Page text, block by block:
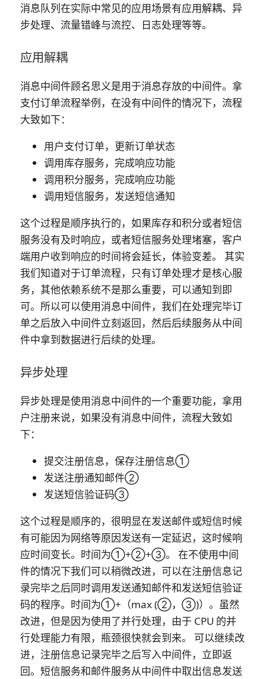
消息队列在实际中常见的应用场景有应用解耦、异
步处理、流量错峰与流控、日志处理等等。
应用解耦
消息中间件顾名思义是用于消息存放的中间件。拿
支付订单流程举例，在没有中间件的情况下，流程
大致如下：
用户支付订单，更新订单状态
调用库存服务，完成响应功能
调用积分服务，完成响应功能
调用短信服务，发送短信通知
这个过程是顺序执行的，如果库存和积分或者短信
服务没有及时响应，或者短信服务处理堵塞，客户
端用户收到响应的时间将会延长，体验变差。 其实
我们知道对于订单流程，只有订单处理才是核心服
务，其他依赖系统不是那么重要，可以通知到即
可。所以可以使用消息中间件，我们在处理完毕订
单之后放入中间件立刻返回，然后后续服务从中间
件中拿到数据进行后续的处理。
异步处理
异步处理是使用消息中间件的一个重要功能，拿用
户注册来说，如果没有消息中间件，流程大致如
下：
提交注册信息，保存注册信息①
发送注册通知邮件②
发送短信验证码③
这个过程是顺序的，很明显在发送邮件或短信时候
有可能因为网络等原因发送有一定延迟，这时候响
应时间变长。时间为①+②+③。 在不使用中间
件的情况下我们可以稍微改进，可以在注册信息记
录完毕之后同时调用发送通知邮件和发送短信验证
码的程序。时间为①+（max (②，③)）。虽然
改进，但是因为使用了并行处理，由于 CPU 的并
行处理能力有限，瓶颈很快就会到来。 可以继续改
进，注册信息记录完毕之后写入中间件，立即返
回。短信服务和邮件服务从中间件中取出信息发送